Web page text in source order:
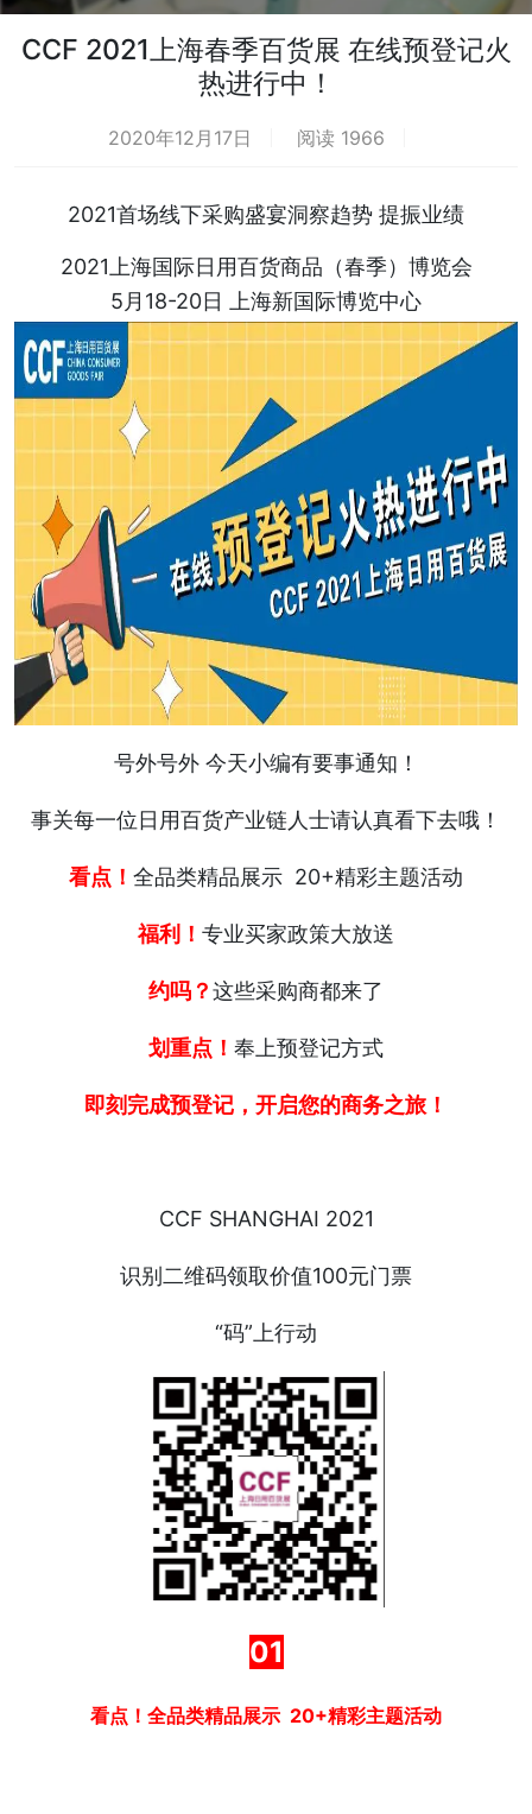
CCF 2021上海春季百货展 在线预登记火
热进行中！
2020年12月17日 阅读 1966
2021首场线下采购盛宴洞察趋势 提振业绩
2021上海国际日用百货商品（春季）博览会
5月18-20日 上海新国际博览中心
号外号外 今天小编有要事通知！
事关每一位日用百货产业链人士请认真看下去哦！
看点！ 全品类精品展示 20+精彩主题活动
福利！ 专业买家政策大放送
约吗？这些采购商都来了
划重点！ 奉上预登记方式
即刻完成预登记，开启您的商务之旅！
CCF SHANGHAI 2021
识别二维码领取价值100元门票
“码”上行动
01
看点！全品类精品展示 20+精彩主题活动